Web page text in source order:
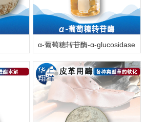
α-葡萄糖转苷酶-α-glucosidase